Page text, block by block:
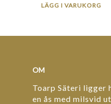
LÄGG I VARUKORG
OM
Toarp Säteri ligger
en ås med milsvid